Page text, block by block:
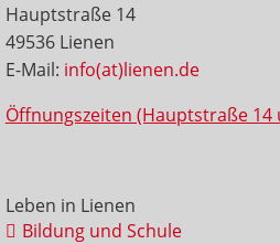
Hauptstraße 14
49536 Lienen
E-Mail: info(at)lienen.de
Öffnungszeiten (Hauptstraße 14
Leben in Lienen
Bildung und Schule